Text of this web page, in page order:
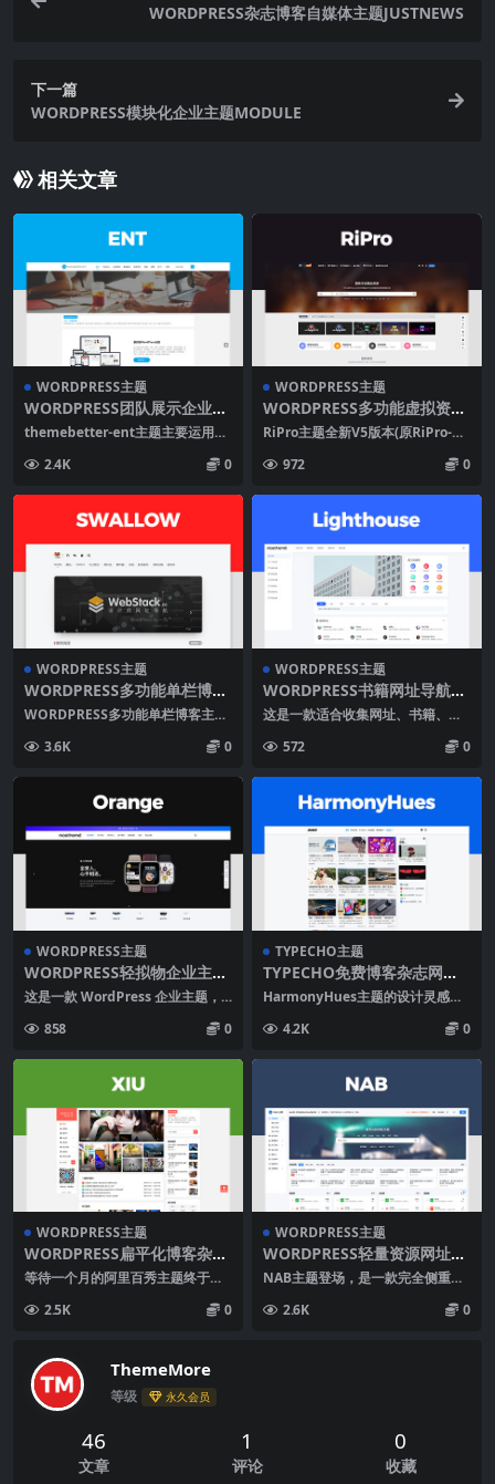
WORDPRESS杂志博客自媒体主题JUSTNEWS
下一篇
WORDPRESS模块化企业主题MODULE
相关文章
WORDPRESS主题
WORDPRESS团队展示企业主
题ENT
themebetter-ent主题主要运用于
企业或团队的展示，展示的多样化
2.4K 0
WORDPRESS主题
WORDPRESS多功能虚拟资源
商城主题RIPRO
RiPro主题全新V5版本(原RiPro-V2
升级版)，是一个优秀且功能强大、
972 0
WORDPRESS主题
WORDPRESS多功能单栏博客
主题SWALLOW
WORDPRESS多功能单栏博客主题
SWALLOW，功能包括亮色、暗色
3.6K 0
WORDPRESS主题
WORDPRESS书籍网址导航主
题LIGHTHOUSE
这是一款适合收集网址、书籍、电
影、音乐等资源的导航主题。 一部
572 0
WORDPRESS主题
WORDPRESS轻拟物企业主题
ORANGE
这是一款 WordPress 企业主题，
轻拟物化设计，是少有的、独特的
858 0
TYPECHO主题
TYPECHO免费博客杂志网格
主题HARMONYHUES
HarmonyHues主题的设计灵感源
自自然界中的和谐之美，这是一款
4.2K 0
WORDPRESS主题
WORDPRESS扁平化博客杂志
主题XIU
等待一个月的阿里百秀主题终于正
式发布了，日子没有算好，明天是
2.5K 0
WORDPRESS主题
WORDPRESS轻量资源网址导
航主题NAB
NAB主题登场，是一款完全侧重于
轻量型网址导航站的WordPress主
2.6K 0
ThemeMore
等级 永久会员
46
文章
1
评论
0
收藏